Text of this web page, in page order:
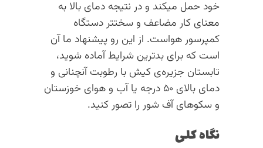
خود حمل میکند و در نتیجه دمای بالا به
معنای کار مضاعف و سختتر دستگاه
کمپرسور هواست. از این رو پیشنهاد ما آن
است که برای بدترین شرایط آماده شوید،
تابستان جزیره‌ی کیش با رطوبت آنچنانی و
دمای بالای ۵۰ درجه یا آب و هوای خوزستان
و سکوهای آف شور را تصور کنید.
نگاه کلی